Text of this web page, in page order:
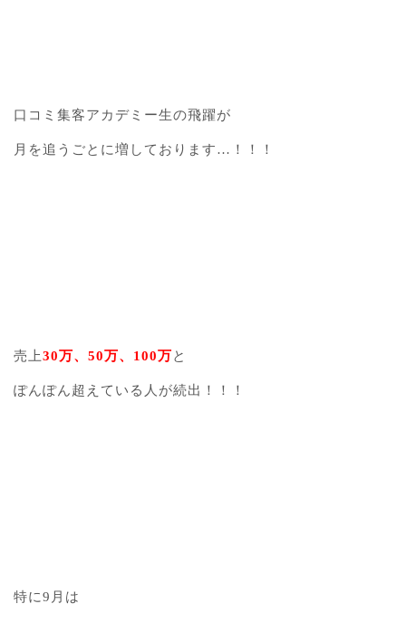
口コミ集客アカデミー生の飛躍が
月を追うごとに増しております…！！！
売上30万、50万、100万と
ぽんぽん超えている人が続出！！！
特に9月は